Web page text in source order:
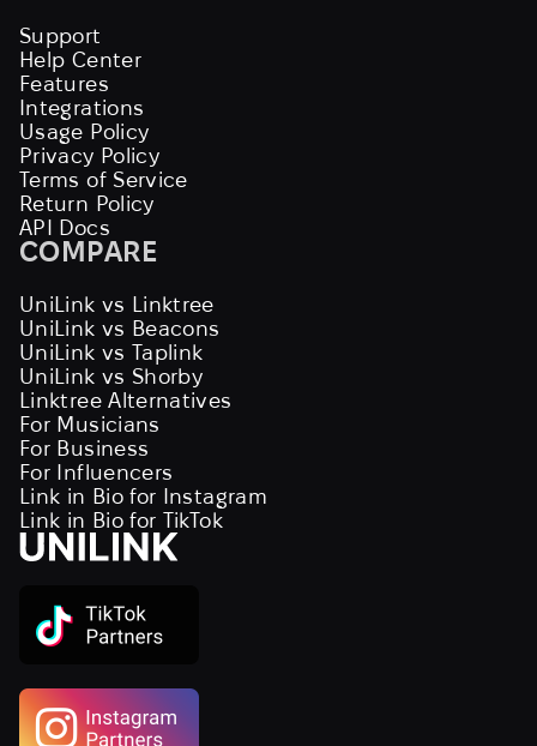
Support
Help Center
Features
Integrations
Usage Policy
Privacy Policy
Terms of Service
Return Policy
API Docs
COMPARE
UniLink vs Linktree
UniLink vs Beacons
UniLink vs Taplink
UniLink vs Shorby
Linktree Alternatives
For Musicians
For Business
For Influencers
Link in Bio for Instagram
Link in Bio for TikTok